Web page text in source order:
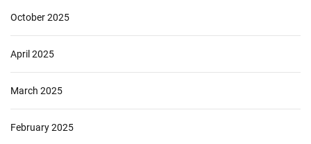
October 2025
April 2025
March 2025
February 2025